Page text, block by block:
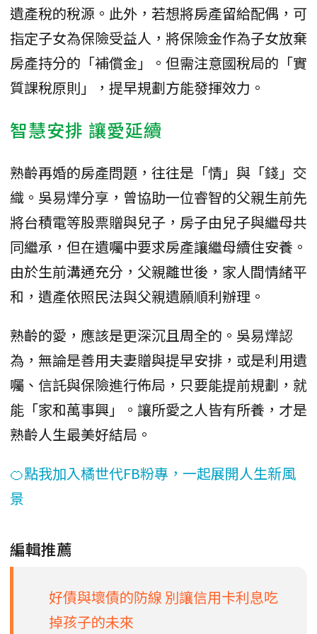
遺產稅的稅源。此外，若想將房產留給配偶，可
指定子女為保險受益人，將保險金作為子女放棄
房產持分的「補償金」。但需注意國稅局的「實
質課稅原則」，提早規劃方能發揮效力。
​智慧安排 讓愛延續
​熟齡再婚的房產問題，往往是「情」與「錢」交
織。吳易燁分享，曾協助一位睿智的父親生前先
將台積電等股票贈與兒子，房子由兒子與繼母共
同繼承，但在遺囑中要求房產讓繼母續住安養。
由於生前溝通充分，父親離世後，家人間情緒平
和，遺產依照民法與父親遺願順利辦理。
​熟齡的愛，應該是更深沉且周全的。吳易燁認
為，無論是善用夫妻贈與提早安排，或是利用遺
囑、信託與保險進行佈局，只要能提前規劃，就
能「家和萬事興」。讓所愛之人皆有所養，才是
熟齡人生最美好結局。
🍊點我加入橘世代FB粉專，一起展開人生新風
景
編輯推薦
好債與壞債的防線 別讓信用卡利息吃
掉孩子的未來